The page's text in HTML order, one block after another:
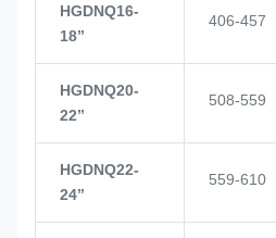
HGDNQ16-
18’’
406-457
HGDNQ20-
22’’
508-559
HGDNQ22-
24’’
559-610